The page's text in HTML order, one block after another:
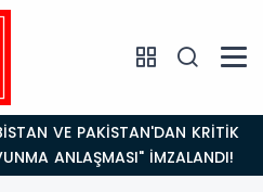
ANLAŞMASI" İMZALANDI!